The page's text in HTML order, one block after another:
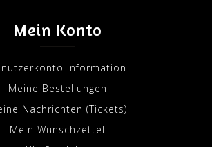
Mein Konto
Information
Meine Bestellungen
Nachrichten (Tickets)
Mein Wunschzettel